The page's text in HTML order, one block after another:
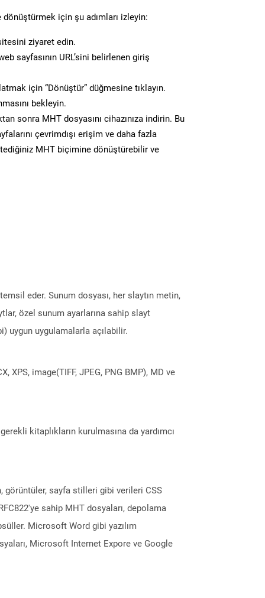
için şu adımları izleyin:
ziyaret edin.
sayfasının URL’sini belirlenen giriş
için “Dönüştür” düğmesine tıklayın.
bekleyin.
sonra MHT dosyasını cihazınıza indirin. Bu
çevrimdışı erişim ve daha fazla
MHT biçimine dönüştürebilir ve
eder. Sunum dosyası, her slaytın metin,
özel sunum ayarlarına sahip slayt
uygun uygulamalarla açılabilir.
XPS, image(TIFF, JPEG, PNG BMP), MD ve
kitaplıkların kurulmasına da yardımcı
görüntüler, sayfa stilleri gibi verileri CSS
sahip MHT dosyaları, depolama
Microsoft Word gibi yazılım
Microsoft Internet Expore ve Google